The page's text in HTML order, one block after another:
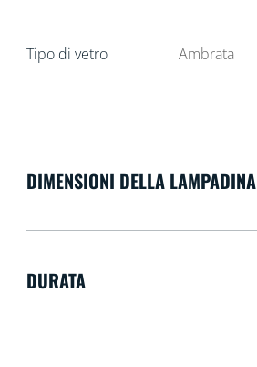
Tipo di vetro Ambrata
DIMENSIONI DELLA LAMPADINA
DURATA